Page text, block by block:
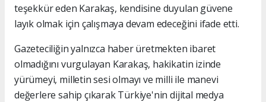
teşekkür eden Karakaş, kendisine duyulan güvene
layık olmak için çalışmaya devam edeceğini ifade etti.
Gazeteciliğin yalnızca haber üretmekten ibaret
olmadığını vurgulayan Karakaş, hakikatin izinde
yürümeyi, milletin sesi olmayı ve milli ile manevi
değerlere sahip çıkarak Türkiye'nin dijital medya